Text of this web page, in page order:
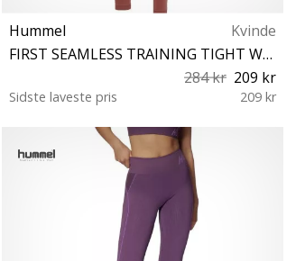
Hummel
Kvinde
FIRST SEAMLESS TRAINING TIGHT WOMEN
284 kr 209 kr
Sidste laveste pris 209 kr
XS/S XL/XXL